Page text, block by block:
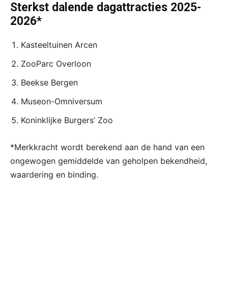
Sterkst dalende dagattracties 2025-
2026*
Kasteeltuinen Arcen
ZooParc Overloon
Beekse Bergen
Museon-Omniversum
Koninklijke Burgers’ Zoo
*Merkkracht wordt berekend aan de hand van een
ongewogen gemiddelde van geholpen bekendheid,
waardering en binding.